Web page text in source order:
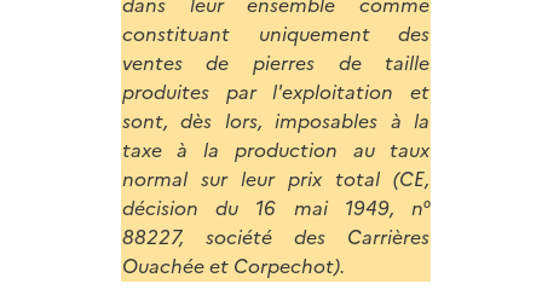
constituant uniquement des
ventes de pierres de taille
produites par l'exploitation et
sont, dès lors, imposables à la
taxe à la production au taux
normal sur leur prix total (CE,
décision du 16 mai 1949, n°
88227, société des Carrières
Ouachée et Corpechot).